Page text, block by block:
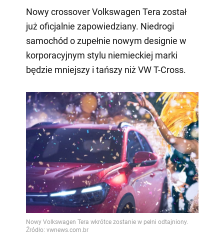
Nowy crossover Volkswagen Tera został
już oficjalnie zapowiedziany. Niedrogi
samochód o zupełnie nowym designie w
korporacyjnym stylu niemieckiej marki
będzie mniejszy i tańszy niż VW T-Cross.